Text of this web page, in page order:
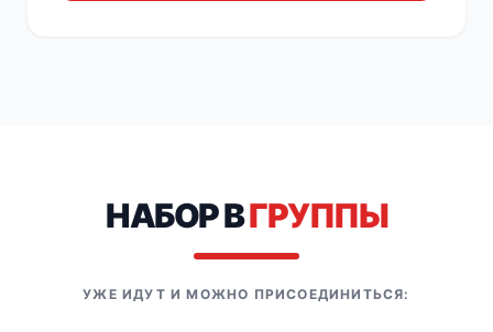
НАБОР ВГРУППЫ
УЖЕ ИДУТ И МОЖНО ПРИСОЕДИНИТЬСЯ: